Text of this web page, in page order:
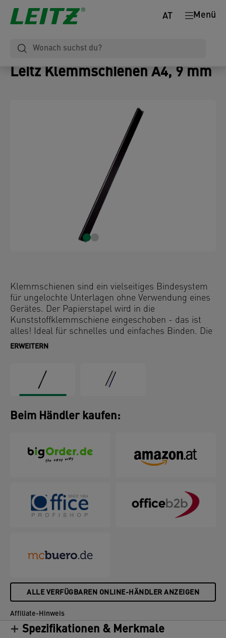
Menü
AT
Leitz Klemmschienen A4, 9 mm
Klemmschienen sind ein vielseitiges Bindesystem
für ungelochte Unterlagen ohne Verwendung eines
Gerätes. Der Papierstapel wird in die
Kunststoffklemmschiene eingeschoben - das ist
alles! Ideal für schnelles und einfaches Binden. Die
Klemmschienen können mit Deckblättern für
ERWEITERN
Beim Händler kaufen:
ALLE VERFÜGBAREN ONLINE-HÄNDLER ANZEIGEN
Affiliate-Hinweis
Spezifikationen & Merkmale